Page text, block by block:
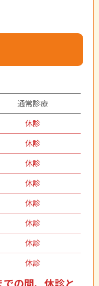
通常診療
休診
休診
休診
休診
休診
休診
休診
休診